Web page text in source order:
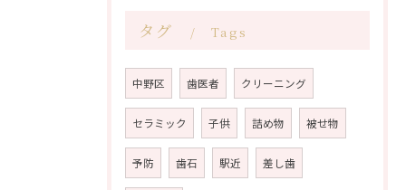
タグ Tags
中野区 歯医者 クリーニング
セラミック 子供 詰め物 被せ物
予防 歯石 駅近 差し歯